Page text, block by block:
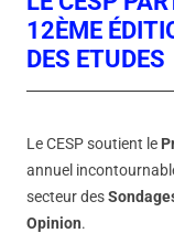
12ÈME
DES ETUDES
Le CESP soutient le
annuel
secteur des
Opinion.